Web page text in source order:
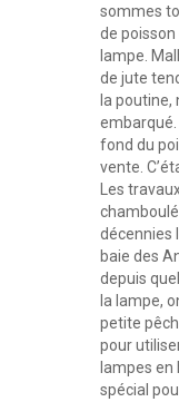
sommes
de
lampe.
de jute
la poutine,
embarqué.
fond du
vente.
Les
décennies
baie des
depuis
la lampe,
petite
pour
lampes
spécial